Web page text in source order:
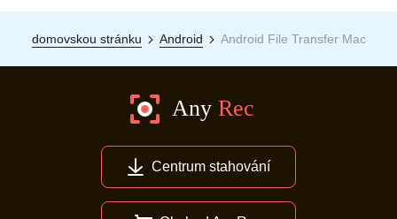
domovskou stránku Android Android File Transfer Mac
Centrum stahování